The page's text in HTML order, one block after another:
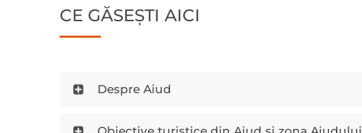
CE GĂSEȘTI AICI
Despre Aiud